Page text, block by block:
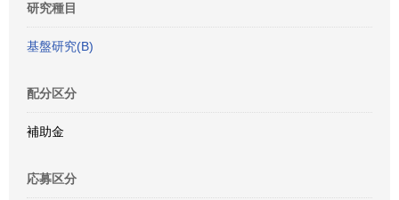
研究種目
基盤研究(B)
配分区分
補助金
応募区分